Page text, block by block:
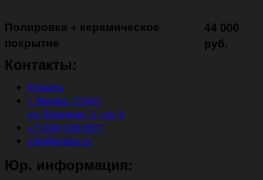
Полировка + керамическое
покрытие ㅤㅤㅤㅤㅤ
44 000
руб.
Контакты:
Я.Карты
г. Москва, СЗАО,
ул. Лодочная, 3, стр. 5
+7 (929) 939 5577
info@tonbox.ru
Юр. информация: